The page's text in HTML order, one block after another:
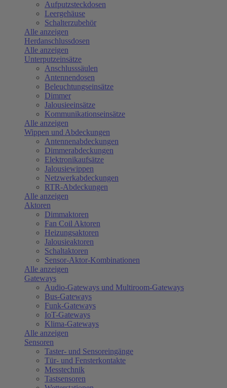
Aufputzsteckdosen
Leergehäuse
Schalterzubehör
Alle anzeigen
Herdanschlussdosen
Alle anzeigen
Unterputzeinsätze
Anschlusssäulen
Antennendosen
Beleuchtungseinsätze
Dimmer
Jalousieeinsätze
Kommunikationseinsätze
Alle anzeigen
Wippen und Abdeckungen
Antennenabdeckungen
Dimmerabdeckungen
Elektronikaufsätze
Jalousiewippen
Netzwerkabdeckungen
RTR-Abdeckungen
Alle anzeigen
Aktoren
Dimmaktoren
Fan Coil Aktoren
Heizungsaktoren
Jalousieaktoren
Schaltaktoren
Sensor-Aktor-Kombinationen
Alle anzeigen
Gateways
Audio-Gateways und Multiroom-Gateways
Bus-Gateways
Funk-Gateways
IoT-Gateways
Klima-Gateways
Alle anzeigen
Sensoren
Taster- und Sensoreingänge
Tür- und Fensterkontakte
Messtechnik
Tastsensoren